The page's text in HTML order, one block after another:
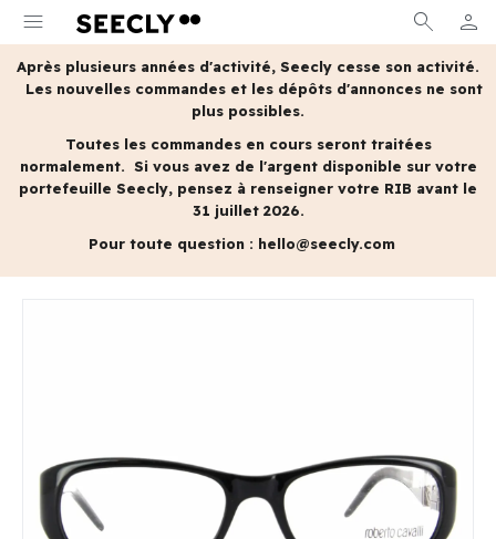
menu search person
MON
Après plusieurs années d'activité, Seecly cesse son activité.
Les nouvelles commandes et les dépôts d'annonces ne sont
plus possibles.
Toutes les commandes en cours seront traitées
normalement. Si vous avez de l'argent disponible sur votre
portefeuille Seecly, pensez à renseigner votre RIB avant le
31 juillet 2026.
Pour toute question : hello@seecly.com